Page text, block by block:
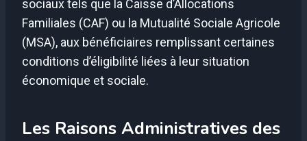
sociaux tels que la Caisse d’Allocations
Familiales (CAF) ou la Mutualité Sociale Agricole
(MSA), aux bénéficiaires remplissant certaines
conditions d’éligibilité liées à leur situation
économique et sociale.
Les Raisons Administratives des